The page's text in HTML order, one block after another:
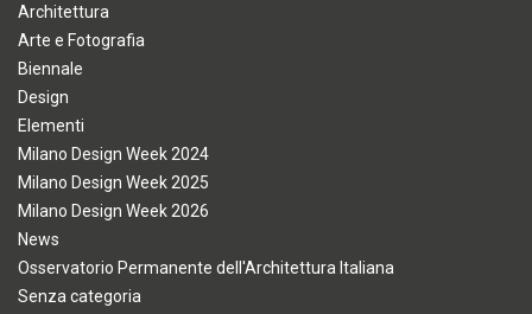
Architettura
Arte e Fotografia
Biennale
Design
Elementi
Milano Design Week 2024
Milano Design Week 2025
Milano Design Week 2026
News
Osservatorio Permanente dell'Architettura Italiana
Senza categoria